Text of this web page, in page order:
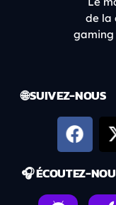
de la
gaming
🌐 SUIVEZ-NOUS
🎧 ÉCOUTEZ-